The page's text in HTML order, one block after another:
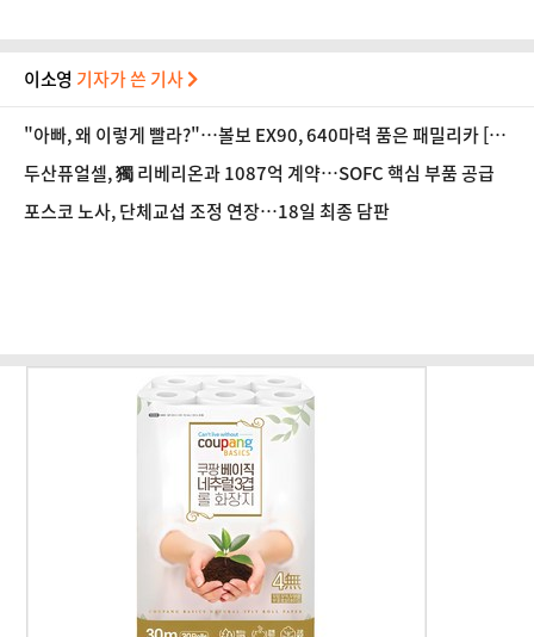
이소영 기자가 쓴 기사
"아빠, 왜 이렇게 빨라?"…볼보 EX90, 640마력 품은 패밀리카 [시
승기]
두산퓨얼셀, 獨 리베리온과 1087억 계약…SOFC 핵심 부품 공급
포스코 노사, 단체교섭 조정 연장…18일 최종 담판